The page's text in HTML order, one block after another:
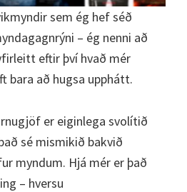
sem ég hef séð
– ég nenni að
eftir því hvað mér
bara að hugsa upphátt.
er eiginlega svolítið
sé mismikið bakvið
myndum. Hjá mér er það
– hversu